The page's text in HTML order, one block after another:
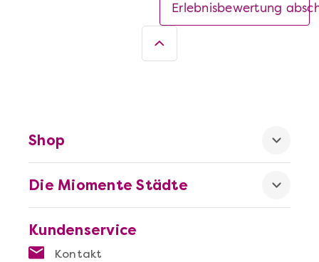
Erlebnisbewertung
Kundenservice
Kontakt
Die Miomente Städte
Shop